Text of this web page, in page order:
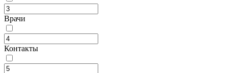
Врачи
Контакты